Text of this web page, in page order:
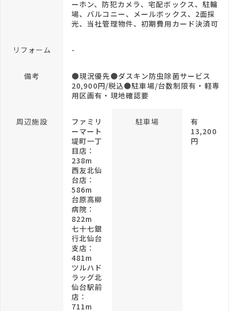
ーホン、防犯カメラ、宅配ボックス、駐輪
場、バルコニー、メールボックス、2面採
光、当社管理物件、初期費用カード決済可
リフォーム -
備考
●現況優先●ダスキン防虫除菌サービス
20,900円/税込●駐車場/台数制限有・軽専
用区画有・現地確認要
周辺施設
ファミリ
ーマート
堤町一丁
目店：
238m
西友北仙
台店：
586m
台原高柳
病院：
822m
七十七銀
行北仙台
支店：
481m
ツルハド
ラッグ北
仙台駅前
店：
711m
駐車場
有
13,200
円